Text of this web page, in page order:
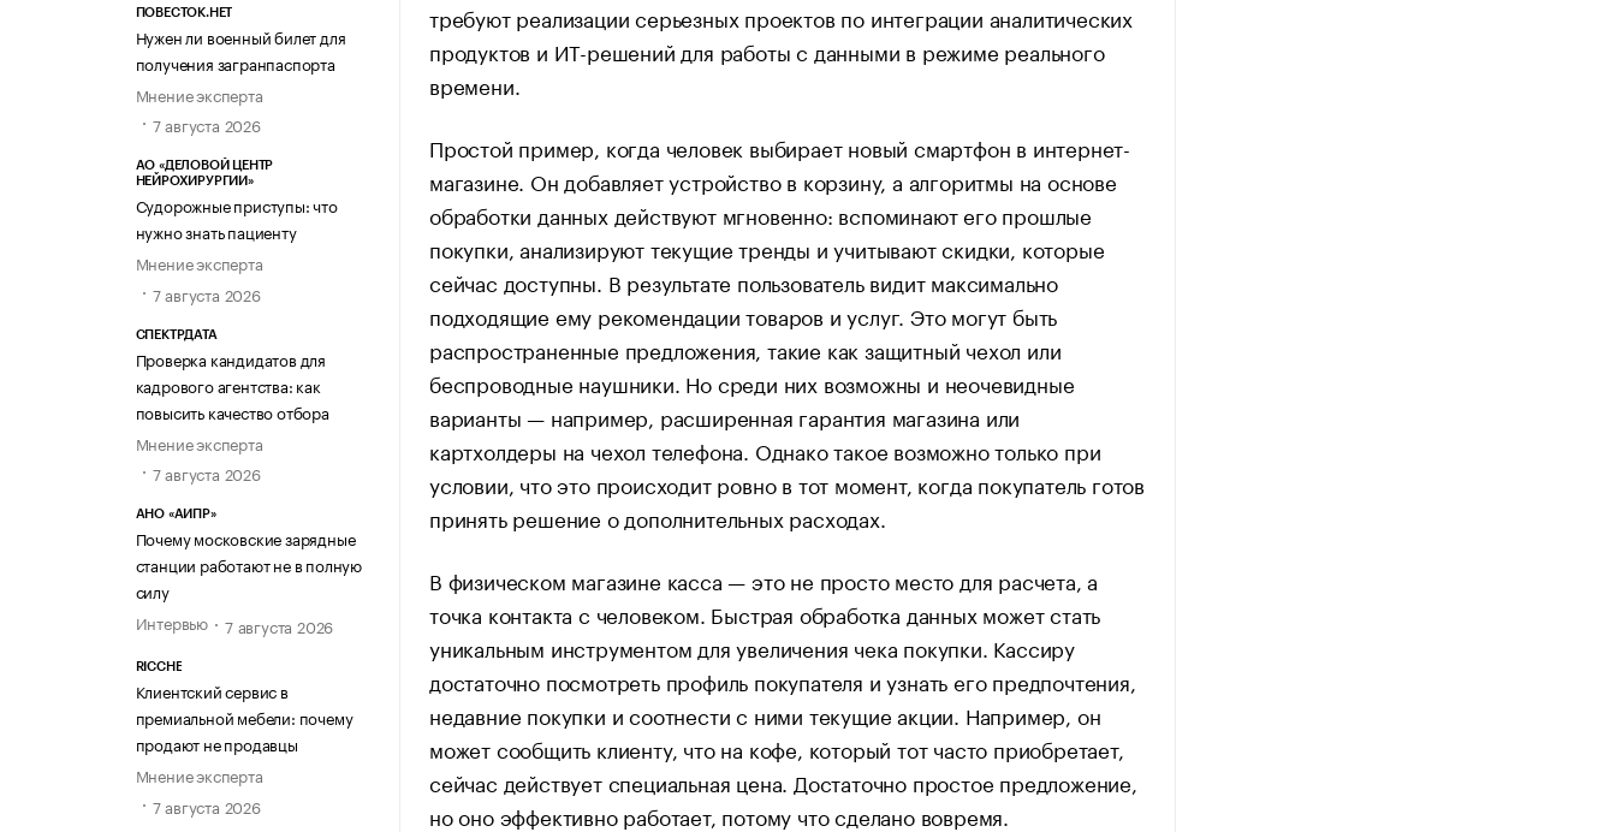
ПОВЕСТОК.НЕТ
Нужен ли военный билет для
получения загранпаспорта
Мнение эксперта
7 августа 2026
АО «ДЕЛОВОЙ ЦЕНТР
НЕЙРОХИРУРГИИ»
Судорожные приступы: что
нужно знать пациенту
Мнение эксперта
7 августа 2026
СПЕКТРДАТА
Проверка кандидатов для
кадрового агентства: как
повысить качество отбора
Мнение эксперта
7 августа 2026
АНО «АИПР»
Почему московские зарядные
станции работают не в полную
силу
Интервью
7 августа 2026
RICCHE
Клиентский сервис в
премиальной мебели: почему
продают не продавцы
Мнение эксперта
7 августа 2026
требуют реализации серьезных проектов по интеграции аналитических
продуктов и ИТ-решений для работы с данными в режиме реального
времени.
Простой пример, когда человек выбирает новый смартфон в интернет-
магазине. Он добавляет устройство в корзину, а алгоритмы на основе
обработки данных действуют мгновенно: вспоминают его прошлые
покупки, анализируют текущие тренды и учитывают скидки, которые
сейчас доступны. В результате пользователь видит максимально
подходящие ему рекомендации товаров и услуг. Это могут быть
распространенные предложения, такие как защитный чехол или
беспроводные наушники. Но среди них возможны и неочевидные
варианты — например, расширенная гарантия магазина или
картхолдеры на чехол телефона. Однако такое возможно только при
условии, что это происходит ровно в тот момент, когда покупатель готов
принять решение о дополнительных расходах.
В физическом магазине касса — это не просто место для расчета, а
точка контакта с человеком. Быстрая обработка данных может стать
уникальным инструментом для увеличения чека покупки. Кассиру
достаточно посмотреть профиль покупателя и узнать его предпочтения,
недавние покупки и соотнести с ними текущие акции. Например, он
может сообщить клиенту, что на кофе, который тот часто приобретает,
сейчас действует специальная цена. Достаточно простое предложение,
но оно эффективно работает, потому что сделано вовремя.